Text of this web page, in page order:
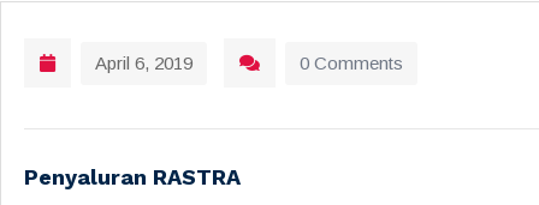
April 6, 2019 0 Comments
Penyaluran RASTRA